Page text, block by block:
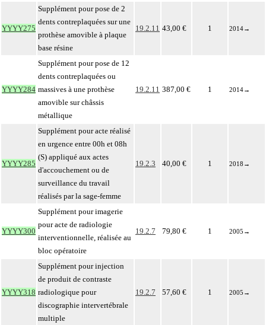
YYYY275
Supplément pour pose de 2
dents contreplaquées sur une
prothèse amovible à plaque
base résine
19.2.11 43,00 € 1 2014→
YYYY284
Supplément pour pose de 12
dents contreplaquées ou
massives à une prothèse
amovible sur châssis
métallique
19.2.11 387,00 € 1 2014→
YYYY285
Supplément pour acte réalisé
en urgence entre 00h et 08h
(S) appliqué aux actes
d'accouchement ou de
surveillance du travail
réalisés par la sage-femme
19.2.3 40,00 € 1 2018 →
YYYY300
Supplément pour imagerie
pour acte de radiologie
interventionnelle, réalisée au
bloc opératoire
19.2.7 79,80 € 1 2005 →
YYYY318
Supplément pour injection
de produit de contraste
radiologique pour
discographie intervertébrale
multiple
19.2.7 57,60 € 1 2005 →